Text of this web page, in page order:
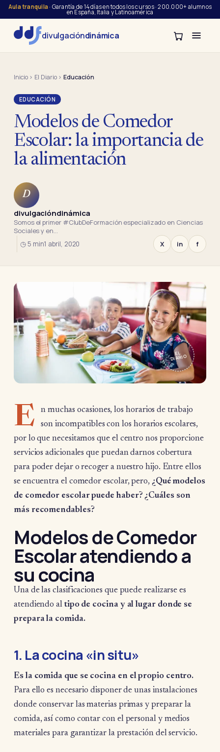
Aula tranquila· Garantía de 14 días en todos los cursos · 200.000+ alumnos
en España, Italia y Latinoamérica
divulgacióndinámica
Inicio› El Diario›Educación
EDUCACIÓN
Modelos de Comedor
Escolar: la importancia de
la alimentación
D
divulgacióndinámica
Somos el primer #ClubDeFormación especializado en Ciencias
Sociales y en…
◷ 5 min1 abril, 2020 X in f
EL
DIARIO
E
n muchas ocasiones, los horarios de trabajo
son incompatibles con los horarios escolares,
por lo que necesitamos que el centro nos proporcione
servicios adicionales que puedan darnos cobertura
para poder dejar o recoger a nuestro hijo. Entre ellos
se encuentra el comedor escolar, pero, ¿Qué modelos
de comedor escolar puede haber? ¿Cuáles son
más recomendables?
Modelos de Comedor
Escolar atendiendo a
su cocina
Una de las clasificaciones que puede realizarse es
atendiendo al tipo de cocina y al lugar donde se
prepara la comida.
1. La cocina «in situ»
Es la comida que se cocina en el propio centro.
Para ello es necesario disponer de unas instalaciones
donde conservar las materias primas y preparar la
comida, así como contar con el personal y medios
materiales para garantizar la prestación del servicio.